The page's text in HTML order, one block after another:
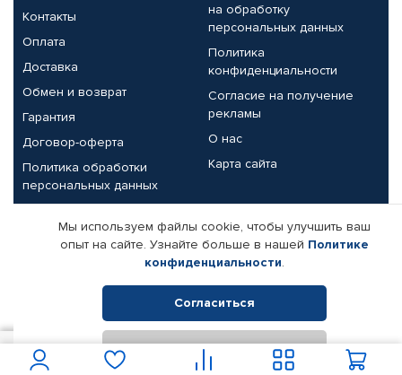
Контакты
Оплата
Доставка
Обмен и возврат
Гарантия
Договор-оферта
Политика обработки
персональных данных
на обработку
персональных данных
Политика
конфиденциальности
Согласие на получение
рекламы
О нас
Карта сайта
Партнерам
Корпоративным клиентам
Поставщикам
Реквизиты компании
© КАМАЗ ЦЕНТР ДОНЕЦК, 2015-2026. Все права защищены.
Интернет-магазин автомобильных товаров Автопрофи.
Мы используем файлы cookie, чтобы улучшить ваш
опыт на сайте. Узнайте больше в нашей Политике
конфиденциальности.
Согласиться
Отклонить
В корзину